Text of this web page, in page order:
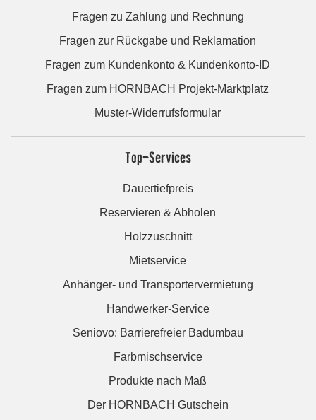
Fragen zu Zahlung und Rechnung
Fragen zur Rückgabe und Reklamation
Fragen zum Kundenkonto & Kundenkonto-ID
Fragen zum HORNBACH Projekt-Marktplatz
Muster-Widerrufsformular
Top-Services
Dauertiefpreis
Reservieren & Abholen
Holzzuschnitt
Mietservice
Anhänger- und Transportervermietung
Handwerker-Service
Seniovo: Barrierefreier Badumbau
Farbmischservice
Produkte nach Maß
Der HORNBACH Gutschein